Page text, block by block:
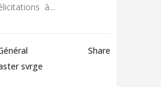
à...
svrge
Share